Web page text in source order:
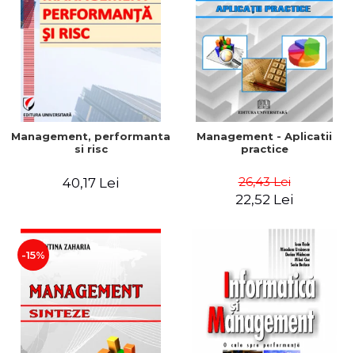
Management, performanta
si risc
40,17 Lei
Management - Aplicatii
practice
26,43 Lei
22,52 Lei
-15%